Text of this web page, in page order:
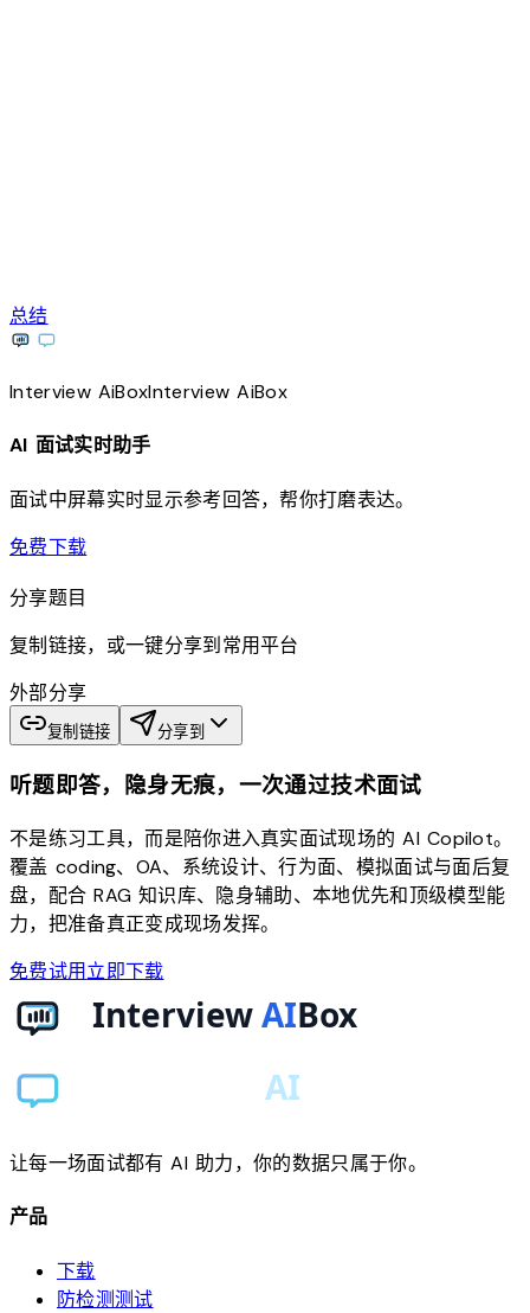
总结
Interview AiBoxInterviewAiBox
AI 面试实时助手
面试中屏幕实时显示参考回答，帮你打磨表达。
免费下载download
分享题目
复制链接，或一键分享到常用平台
外部分享
复制链接 分享到
听题即答，隐身无痕，一次通过技术面试
不是练习工具，而是陪你进入真实面试现场的 AI Copilot。
覆盖 coding、OA、系统设计、行为面、模拟面试与面后复
盘，配合 RAG 知识库、隐身辅助、本地优先和顶级模型能
力，把准备真正变成现场发挥。
免费试用立即下载
让每一场面试都有 AI 助力，你的数据只属于你。
产品
下载
防检测测试